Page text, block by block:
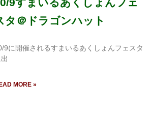
9すまいるあくしょんフェ
タ＠ドラゴンハット
9に開催されるすまいるあくしょんフェスタ
MORE »